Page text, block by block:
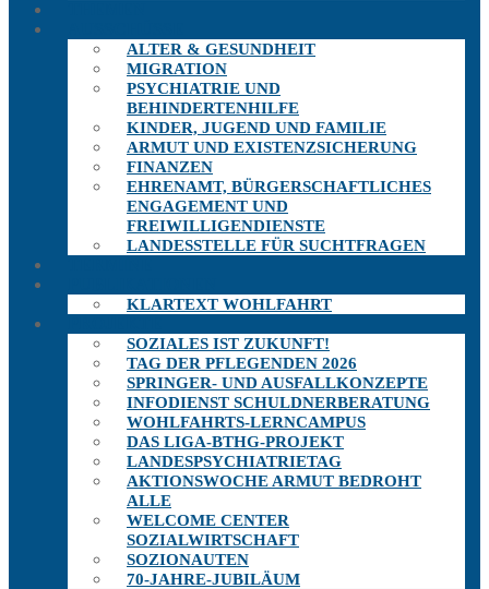
ALTER & GESUNDHEIT
MIGRATION
PSYCHIATRIE UND
BEHINDERTENHILFE
KINDER, JUGEND UND FAMILIE
ARMUT UND EXISTENZSICHERUNG
FINANZEN
EHRENAMT, BÜRGERSCHAFTLICHES
ENGAGEMENT UND
FREIWILLIGENDIENSTE
LANDESSTELLE FÜR SUCHTFRAGEN
KLARTEXT WOHLFAHRT
SOZIALES IST ZUKUNFT!
TAG DER PFLEGENDEN 2026
SPRINGER- UND AUSFALLKONZEPTE
INFODIENST SCHULDNERBERATUNG
WOHLFAHRTS-LERNCAMPUS
DAS LIGA-BTHG-PROJEKT
LANDESPSYCHIATRIETAG
AKTIONSWOCHE ARMUT BEDROHT
ALLE
WELCOME CENTER
SOZIALWIRTSCHAFT
SOZIONAUTEN
70-JAHRE-JUBILÄUM